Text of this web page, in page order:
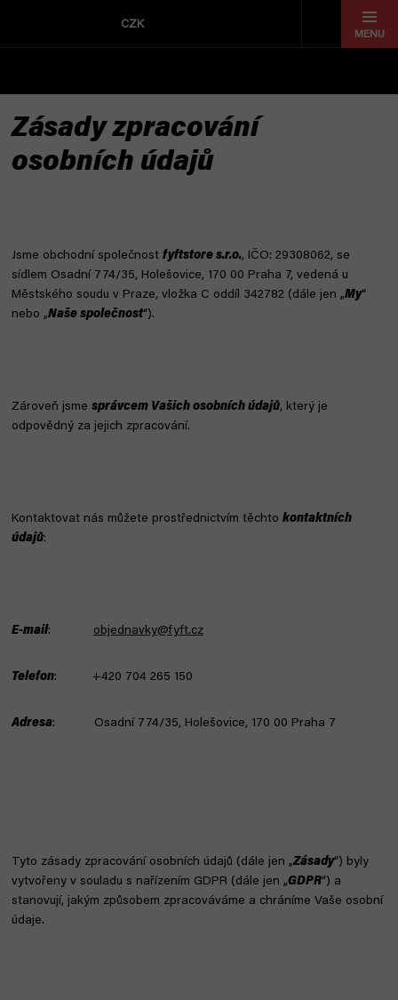
CZK
Zásady zpracování
osobních údajů
Jsme obchodní společnost fyftstore s.r.o., IČO: 29308062, se
sídlem Osadní 774/35, Holešovice, 170 00 Praha 7, vedená u
Městského soudu v Praze, vložka C oddíl 342782 (dále jen „My“
nebo „Naše společnost“).
Zároveň jsme správcem Vašich osobních údajů, který je
odpovědný za jejich zpracování.
Kontaktovat nás můžete prostřednictvím těchto kontaktních
údajů:
E-mail: objednavky@fyft.cz
Telefon: +420 704 265 150
Adresa: Osadní 774/35, Holešovice, 170 00 Praha 7
Tyto zásady zpracování osobních údajů (dále jen „Zásady“) byly
vytvořeny v souladu s nařízením GDPR (dále jen „GDPR“) a
stanovují, jakým způsobem zpracováváme a chráníme Vaše osobní
údaje.